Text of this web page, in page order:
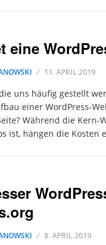
eine
11. APRIL 2019
uns häufig gestellt
einer WordPress-
Während die Kern-
ist, hängen die Kosten
8. APRIL 2019